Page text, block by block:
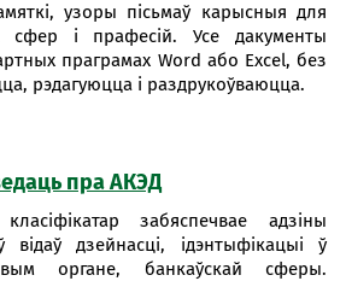
узоры пісьмаў карысныя для
сфер і прафесій. Усе дакументы
праграмах Word або Excel, без
рэдагуюцца і раздрукоўваюцца.
пра АКЭД
забяспечвае адзіны
дзейнасці, ідэнтыфікацыі ў
органе, банкаўскай сферы.